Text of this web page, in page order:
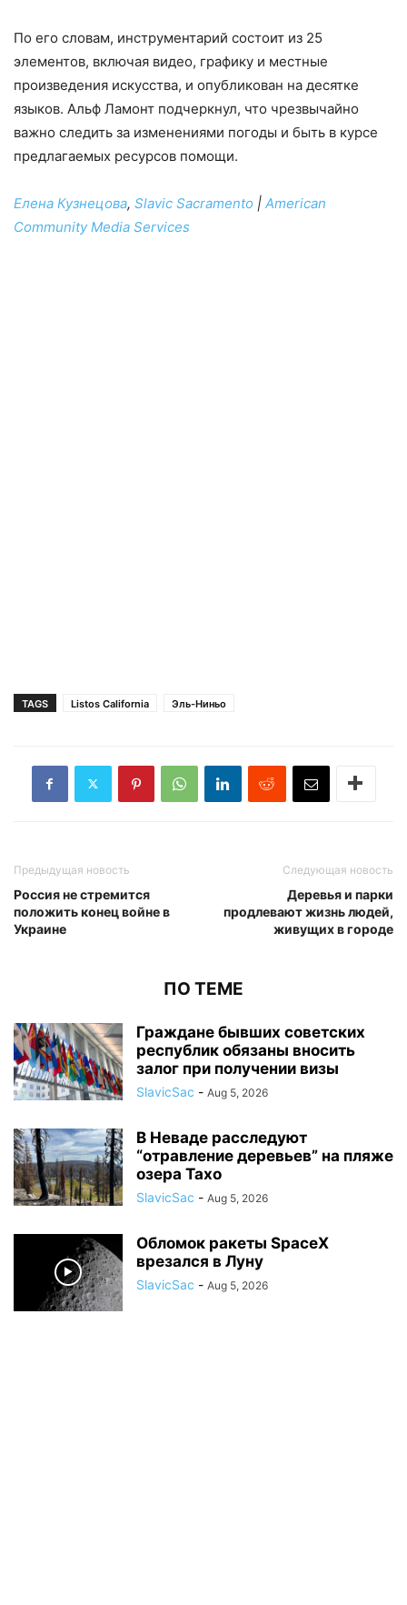
По его словам, инструментарий состоит из 25
элементов, включая видео, графику и местные
произведения искусства, и опубликован на десятке
языков. Альф Ламонт подчеркнул, что чрезвычайно
важно следить за изменениями погоды и быть в курсе
предлагаемых ресурсов помощи.
Елена Кузнецова, Slavic Sacramento | American
Community Media Services
TAGS Listos California Эль-Ниньо
Предыдущая новость
Россия не стремится
положить конец войне в
Украине
Следующая новость
Деревья и парки
продлевают жизнь людей,
живущих в городе
ПО ТЕМЕ
Граждане бывших советских
республик обязаны вносить
залог при получении визы
SlavicSac - Aug 5, 2026
В Неваде расследуют
“отравление деревьев” на пляже
озера Тахо
SlavicSac - Aug 5, 2026
Обломок ракеты SpaceX
врезался в Луну
SlavicSac - Aug 5, 2026